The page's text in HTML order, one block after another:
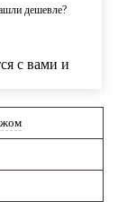
дешевле?
с вами и